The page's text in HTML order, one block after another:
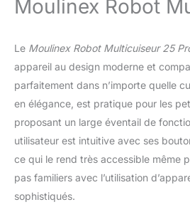
de
de
LOGIC:
pour
Moulinex Robot
Le Moulinex Robot Multicuiseur 25
appareil au design moderne et
parfaitement dans n’importe quelle
en élégance, est pratique pour les
proposant un large éventail de
utilisateur est intuitive avec ses
ce qui le rend très accessible même
pas familiers avec l’utilisation
sophistiqués.